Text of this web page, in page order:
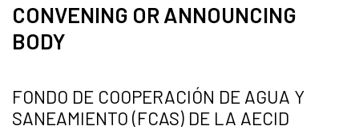
CONVENING OR ANNOUNCING
BODY
FONDO DE COOPERACIÓN DE AGUA Y
SANEAMIENTO (FCAS) DE LA AECID